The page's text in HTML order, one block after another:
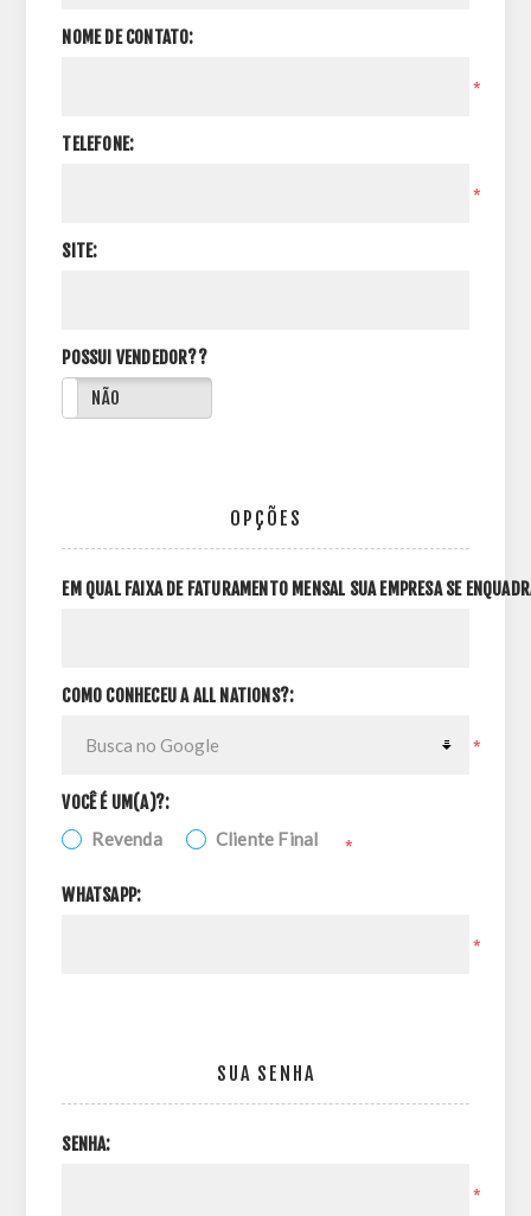
NOME DE CONTATO:
*
TELEFONE:
*
SITE:
POSSUI VENDEDOR??
NÃO
OPÇÕES
EM QUAL FAIXA DE FATURAMENTO MENSAL SUA EMPRESA SE
COMO CONHECEU A ALL NATIONS?:
*
VOCÊ É UM(A)?:
Revenda Cliente Final *
WHATSAPP:
*
SUA SENHA
SENHA:
*